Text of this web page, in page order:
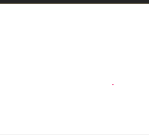
Créer une